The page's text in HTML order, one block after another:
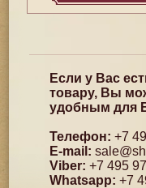
Если у Вас
товару, Вы
удобным для
Телефон: +7
E-mail:
Viber: +7 495
Whatsapp: +7